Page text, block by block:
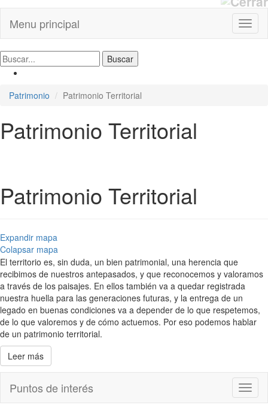
Menu principal
Patrimonio Patrimonio Territorial
Patrimonio Territorial
Patrimonio Territorial
Expandir mapa
Colapsar mapa
El territorio es, sin duda, un bien patrimonial, una herencia que
recibimos de nuestros antepasados, y que reconocemos y valoramos
a través de los paisajes. En ellos también va a quedar registrada
nuestra huella para las generaciones futuras, y la entrega de un
legado en buenas condiciones va a depender de lo que respetemos,
de lo que valoremos y de cómo actuemos. Por eso podemos hablar
de un patrimonio territorial.
Leer más
Puntos de interés